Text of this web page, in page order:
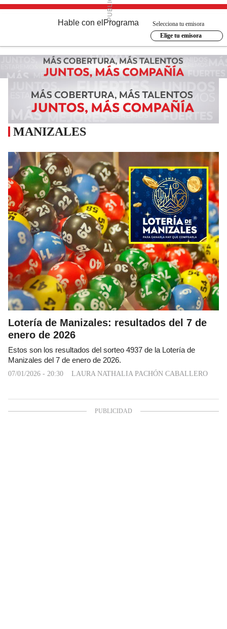
Hable con el Programa
Selecciona tu emisora
Elige tu emisora
MANIZALES
Lotería de Manizales: resultados del 7 de
enero de 2026
Estos son los resultados del sorteo 4937 de la Lotería de
Manizales del 7 de enero de 2026.
07/01/2026 - 20:30 LAURA NATHALIA PACHÓN CABALLERO